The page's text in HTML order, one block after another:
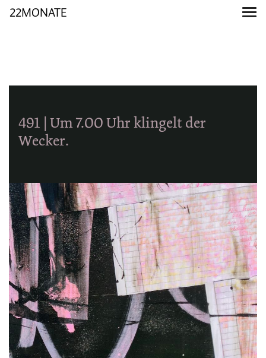
22MONATE
491 | Um 7.00 Uhr klingelt der
Wecker.